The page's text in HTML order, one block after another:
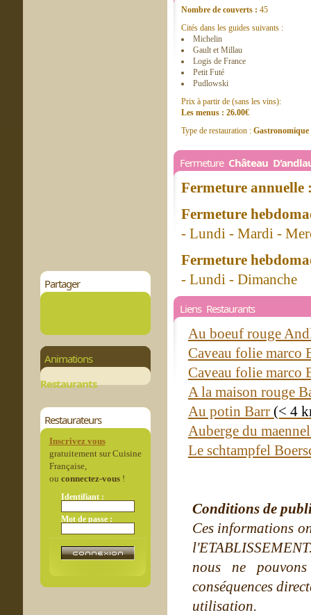
Partager
Animations
Restaurants
Restaurateurs
Inscrivez vous
gratuitement sur Cuisine
Française,
ou connectez-vous!
Identifiant :
Mot de passe :
Nombre de couverts : 45
Cités dans les guides suivants :
Michelin
Gault et Millau
Logis de France
Petit Futé
Pudlowski
Prix à partir de (sans les vins):
Les menus : 26.00€
Type de restauration : Gastronomique
Fermeture Château
Fermeture annuelle
Fermeture
- Lundi - Mardi -
Fermeture
- Lundi - Dimanche
Liens Restaurants
Au boeuf rouge
Caveau folie marco
Caveau folie marco
A la maison rouge
Au potin Barr (< 4
Auberge du
Le schtampfel
Conditions de
Ces informations
nous ne
conséquences
utilisation.